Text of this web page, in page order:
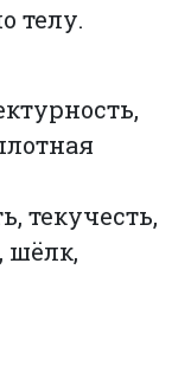
телу.
текучесть,
шёлк,